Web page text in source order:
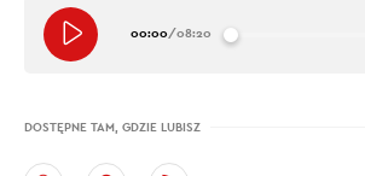
00:00/08:20
DOSTĘPNE TAM, GDZIE LUBISZ